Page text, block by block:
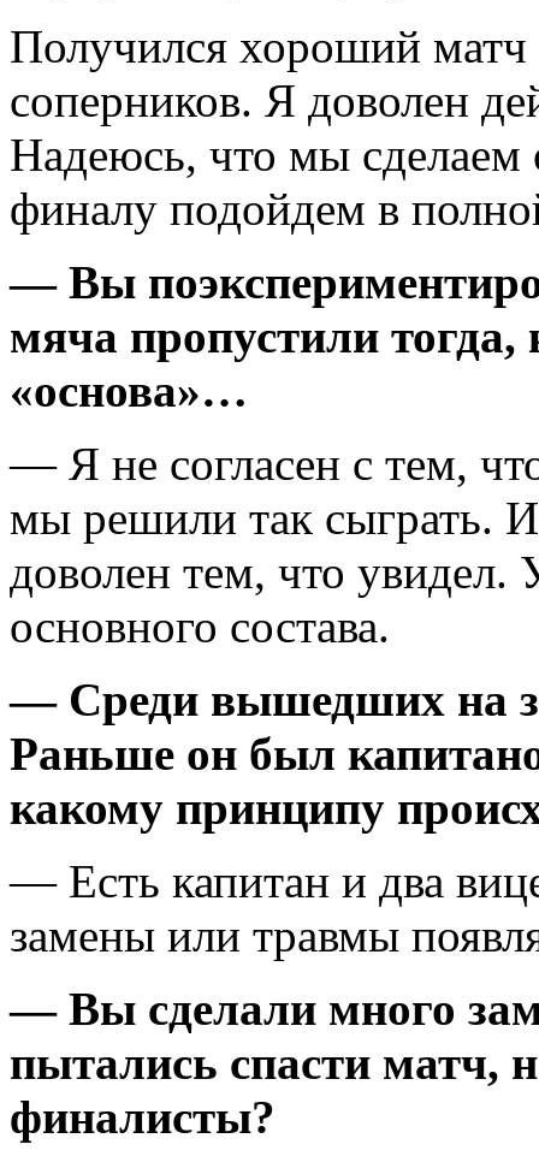
Получился хороший
соперников. Я доволен
Надеюсь, что мы
финалу подойдем в
— Вы
мяча пропустили тогда,
«основа»…
— Я не согласен с тем,
мы решили так сыграть.
доволен тем, что увидел.
основного состава.
— Среди вышедших на
Раньше он был
какому принципу
— Есть капитан и два
замены или травмы
— Вы сделали много
пытались спасти матч,
финалисты?